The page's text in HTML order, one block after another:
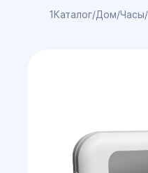
1Каталог/Дом/Часы/